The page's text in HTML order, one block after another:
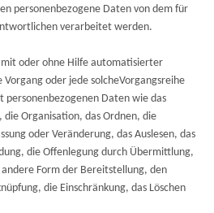
personenbezogene Daten von dem für
verarbeitet werden.
oder ohne Hilfe automatisierter
oder jede solcheVorgangsreihe
personenbezogenen Daten wie das
die Organisation, das Ordnen, die
oder Veränderung, das Auslesen, das
die Offenlegung durch Übermittlung,
Form der Bereitstellung, den
die Einschränkung, das Löschen